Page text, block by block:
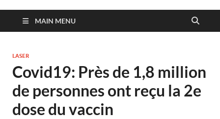
MAIN MENU
LASER
Covid19: Près de 1,8 million
de personnes ont reçu la 2e
dose du vaccin